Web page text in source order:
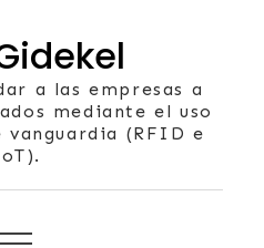
a las empresas a
mediante el uso
vanguardia (RFID e